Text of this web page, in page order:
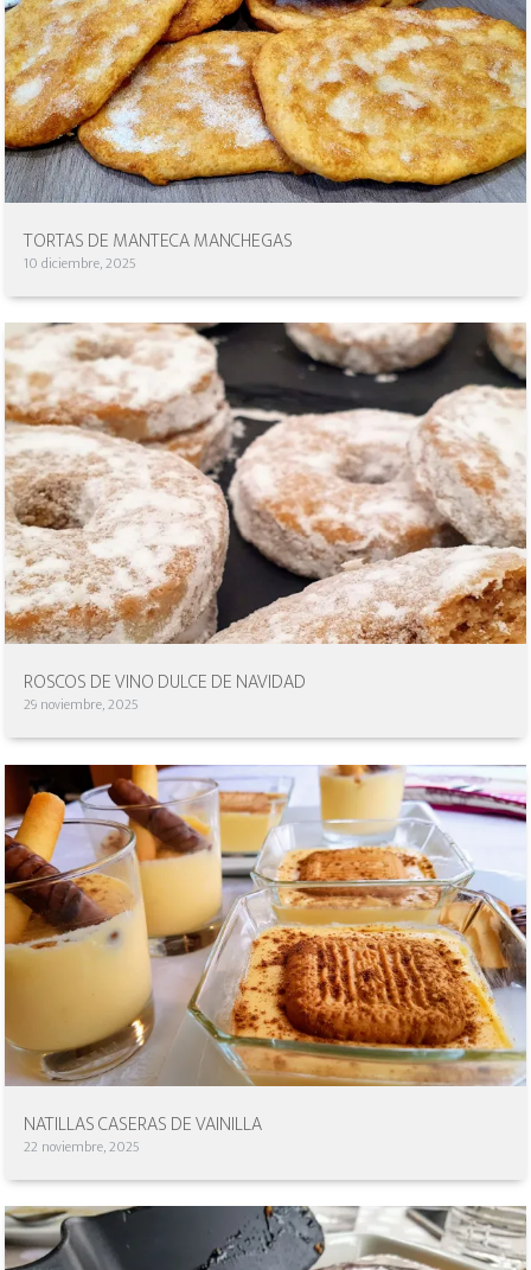
TORTAS DE MANTECA MANCHEGAS
10 diciembre, 2025
ROSCOS DE VINO DULCE DE NAVIDAD
29 noviembre, 2025
NATILLAS CASERAS DE VAINILLA
22 noviembre, 2025